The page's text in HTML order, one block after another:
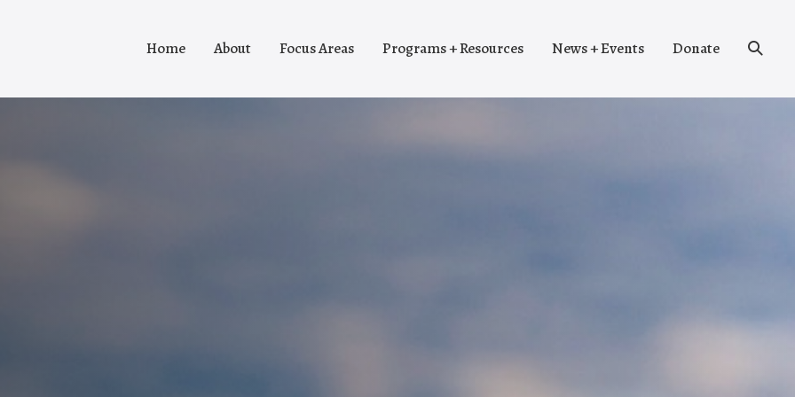
Home About Focus Areas Programs + Resources News + Events Donate
Search